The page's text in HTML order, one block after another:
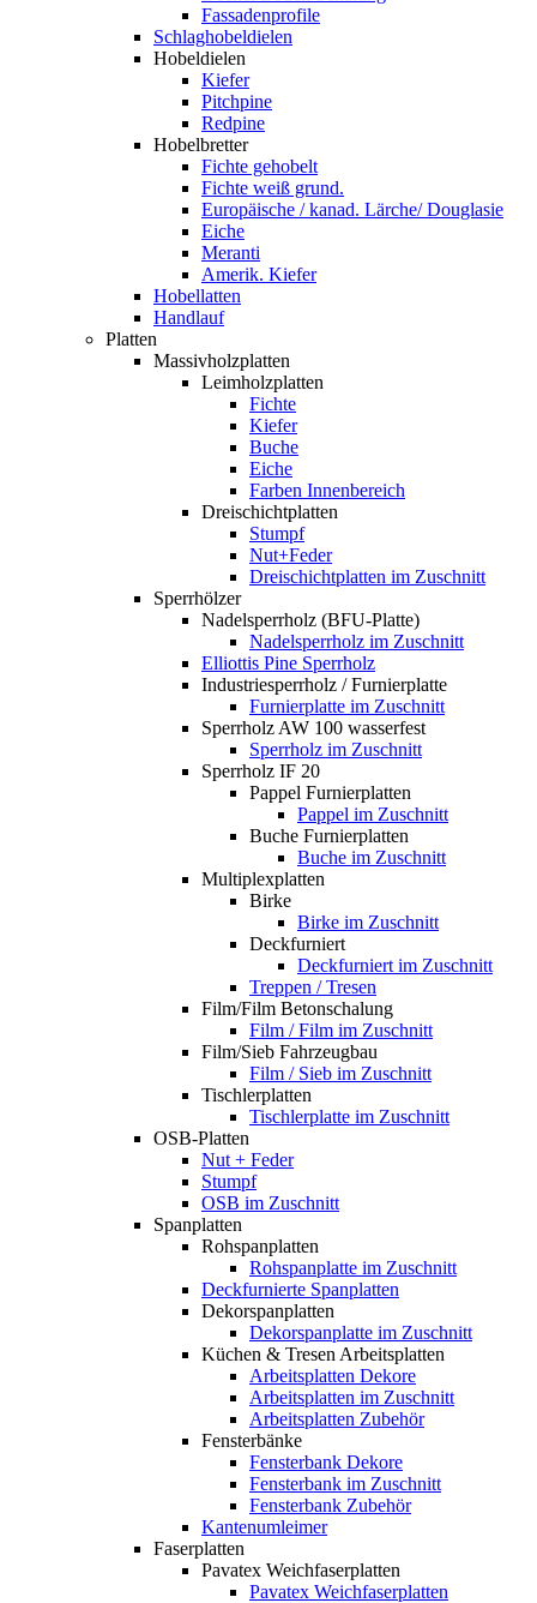
Fassadenprofile
Schlaghobeldielen
Hobeldielen
Kiefer
Pitchpine
Redpine
Hobelbretter
Fichte gehobelt
Fichte weiß grund.
Europäische / kanad. Lärche/ Douglasie
Eiche
Meranti
Amerik. Kiefer
Hobellatten
Handlauf
Platten
Massivholzplatten
Leimholzplatten
Fichte
Kiefer
Buche
Eiche
Farben Innenbereich
Dreischichtplatten
Stumpf
Nut+Feder
Dreischichtplatten im Zuschnitt
Sperrhölzer
Nadelsperrholz (BFU-Platte)
Nadelsperrholz im Zuschnitt
Elliottis Pine Sperrholz
Industriesperrholz / Furnierplatte
Furnierplatte im Zuschnitt
Sperrholz AW 100 wasserfest
Sperrholz im Zuschnitt
Sperrholz IF 20
Pappel Furnierplatten
Pappel im Zuschnitt
Buche Furnierplatten
Buche im Zuschnitt
Multiplexplatten
Birke
Birke im Zuschnitt
Deckfurniert
Deckfurniert im Zuschnitt
Treppen / Tresen
Film/Film Betonschalung
Film / Film im Zuschnitt
Film/Sieb Fahrzeugbau
Film / Sieb im Zuschnitt
Tischlerplatten
Tischlerplatte im Zuschnitt
OSB-Platten
Nut + Feder
Stumpf
OSB im Zuschnitt
Spanplatten
Rohspanplatten
Rohspanplatte im Zuschnitt
Deckfurnierte Spanplatten
Dekorspanplatten
Dekorspanplatte im Zuschnitt
Küchen & Tresen Arbeitsplatten
Arbeitsplatten Dekore
Arbeitsplatten im Zuschnitt
Arbeitsplatten Zubehör
Fensterbänke
Fensterbank Dekore
Fensterbank im Zuschnitt
Fensterbank Zubehör
Kantenumleimer
Faserplatten
Pavatex Weichfaserplatten
Pavatex Weichfaserplatten